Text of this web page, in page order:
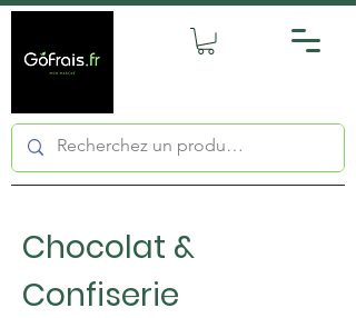
Chocolat &
Confiserie